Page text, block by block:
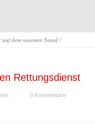
dem neuesten Stand/
Rettungsdienst
0 Kommentare